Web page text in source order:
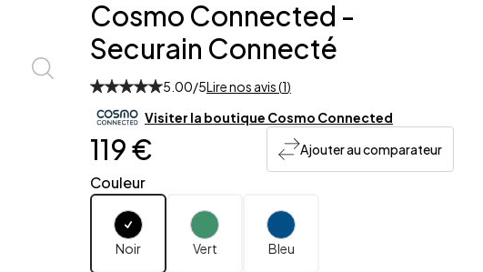
Zoom image
Cosmo Connected -
Securain Connecté
5.00/5Lire nos avis (1)
Visiter la boutique Cosmo Connected
119 € Ajouter au comparateur
Couleur
Noir Vert Bleu